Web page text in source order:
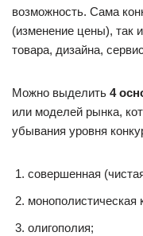
возможность. Сама
(изменение цены), так и
товара, дизайна,
Можно выделить 4
или моделей рынка,
убывания уровня
совершенная
монополистическая
олигополия;